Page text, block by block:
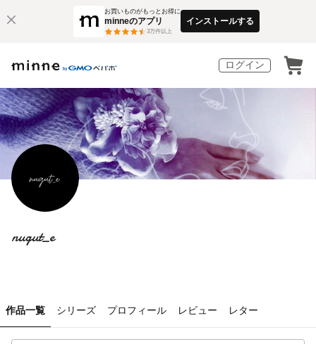
お買いものがもっとお得に
minneのアプリ
3万件以上
インストールする
ログイン
nugut_e
作品一覧 シリーズ プロフィール レビュー レター